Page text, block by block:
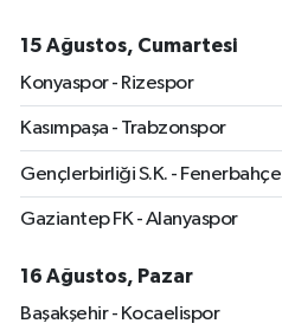
15 Ağustos, Cumartesi
Konyaspor - Rizespor
Kasımpaşa - Trabzonspor
Gençlerbirliği S.K. - Fenerbahçe
Gaziantep FK - Alanyaspor
16 Ağustos, Pazar
Başakşehir - Kocaelispor